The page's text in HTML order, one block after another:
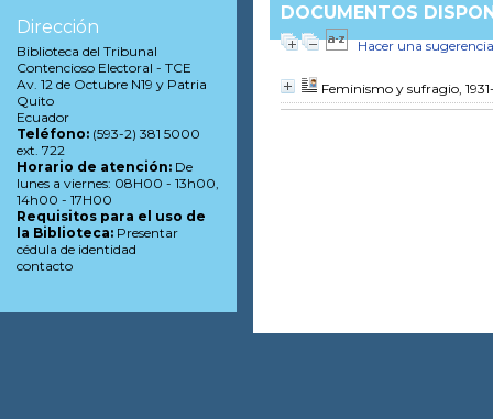
DOCUMENTOS
Hacer una sugerencia
Feminismo y sufragio,
Dirección
Biblioteca del Tribunal
Contencioso Electoral - TCE
Av. 12 de Octubre N19 y Patria
Quito
Ecuador
Teléfono: (593-2) 381 5000
ext. 722
Horario de atención: De
lunes a viernes: 08H00 - 13h00,
14h00 - 17H00
Requisitos para el uso de
la Biblioteca: Presentar
cédula de identidad
contacto